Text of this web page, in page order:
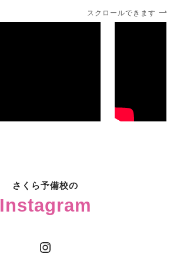
スクロールできます
さくら予備校の
Instagram
Instagram